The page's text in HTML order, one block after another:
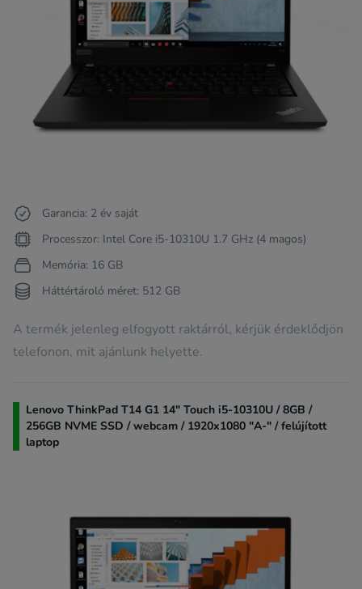
Garancia: 2 év saját
Processzor: Intel Core i5-10310U 1.7 GHz (4 magos)
Memória: 16 GB
Háttértároló méret: 512 GB
A termék jelenleg elfogyott raktárról, kérjük érdeklődjön
telefonon, mit ajánlunk helyette.
Lenovo ThinkPad T14 G1 14" Touch i5-10310U / 8GB /
256GB NVME SSD / webcam / 1920x1080 "A-" / felújított
laptop